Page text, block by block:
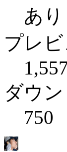
あり
プレビ
ダウン
750